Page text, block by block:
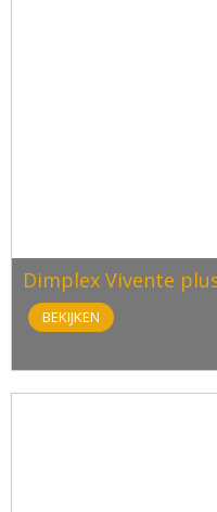
Dimplex Vivente
BEKIJKEN